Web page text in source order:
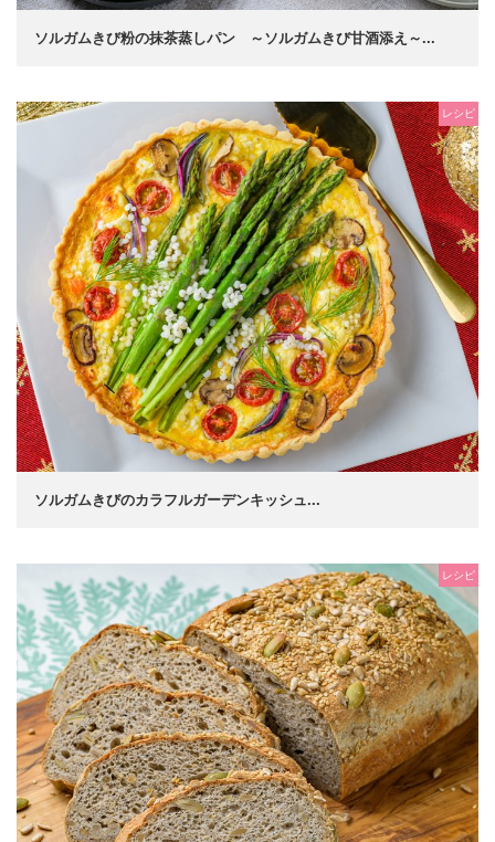
ソルガムきび粉の抹茶蒸しパン ～ソルガムきび甘酒添え～...
レシピ
ソルガムきびのカラフルガーデンキッシュ...
レシピ